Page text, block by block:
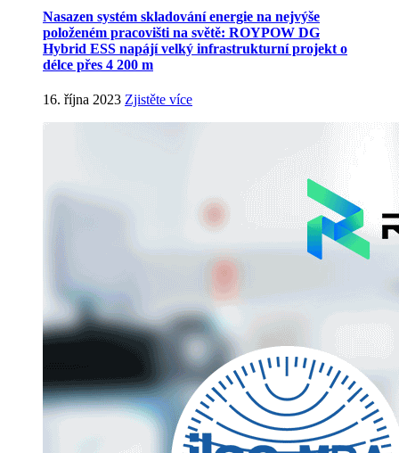
Nasazen systém skladování energie na nejvýše
položeném pracovišti na světě: ROYPOW DG
Hybrid ESS napájí velký infrastrukturní projekt o
délce přes 4 200 m
16. října 2023 Zjistěte více